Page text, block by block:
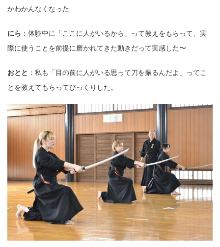
かわかんなくなった
にら ：体験中に「ここに⼈がいるから」って教えをもらって、実
際に使うことを前提に磨かれてきた動きだって実感した〜
おとと ：私も「⽬の前に⼈がいる思って⼑を振るんだよ」ってこ
とを教えてもらってびっくりした。